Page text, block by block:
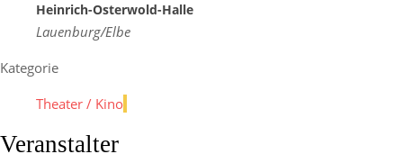
Heinrich-Osterwold-Halle
Lauenburg/Elbe
Kategorie
Theater / Kino
Veranstalter